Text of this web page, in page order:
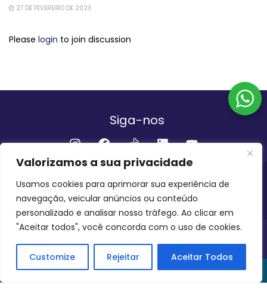
Valorizamos a sua privacidade
Usamos cookies para aprimorar sua experiência de
navegação, veicular anúncios ou conteúdo
personalizado e analisar nosso tráfego. Ao clicar em
"Aceitar todos", você concorda com o uso de cookies.
Customize Rejeitar Aceitar Todos
27 DE FEVEREIRO DE 2023
Please login to join discussion
Siga-nos
Institucional
QUEM SOMOS FALE CONOSCO
INVEST AMAZÔNIA BRASIL
COPYRIGHT 2024 - 2026